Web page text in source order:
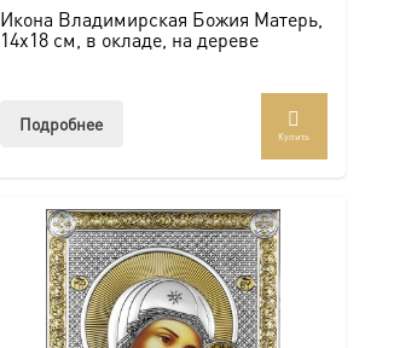
Икона Владимирская Божия Матерь,
14х18 см, в окладе, на дереве
Подробнее
Купить